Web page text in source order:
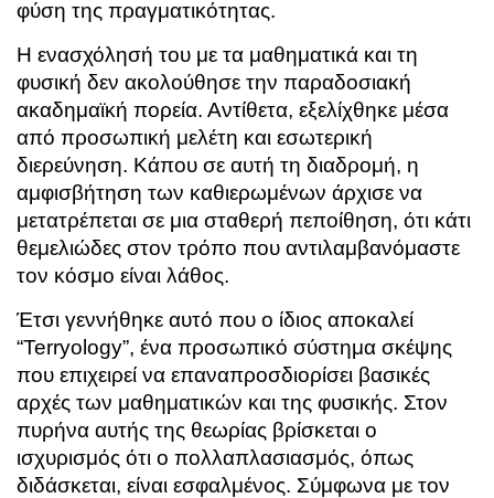
φύση της πραγματικότητας.
Η ενασχόλησή του με τα μαθηματικά και τη
φυσική δεν ακολούθησε την παραδοσιακή
ακαδημαϊκή πορεία. Αντίθετα, εξελίχθηκε μέσα
από προσωπική μελέτη και εσωτερική
διερεύνηση. Κάπου σε αυτή τη διαδρομή, η
αμφισβήτηση των καθιερωμένων άρχισε να
μετατρέπεται σε μια σταθερή πεποίθηση, ότι κάτι
θεμελιώδες στον τρόπο που αντιλαμβανόμαστε
τον κόσμο είναι λάθος.
Έτσι γεννήθηκε αυτό που ο ίδιος αποκαλεί
“Terryology”, ένα προσωπικό σύστημα σκέψης
που επιχειρεί να επαναπροσδιορίσει βασικές
αρχές των μαθηματικών και της φυσικής. Στον
πυρήνα αυτής της θεωρίας βρίσκεται ο
ισχυρισμός ότι ο πολλαπλασιασμός, όπως
διδάσκεται, είναι εσφαλμένος. Σύμφωνα με τον